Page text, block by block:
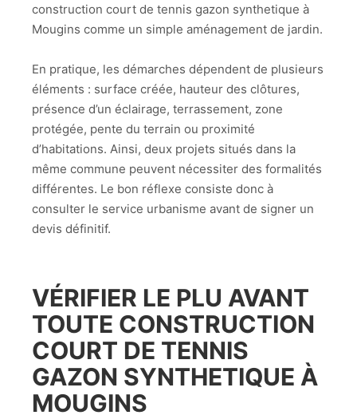
construction court de tennis gazon synthetique à
Mougins comme un simple aménagement de jardin.
En pratique, les démarches dépendent de plusieurs
éléments : surface créée, hauteur des clôtures,
présence d’un éclairage, terrassement, zone
protégée, pente du terrain ou proximité
d’habitations. Ainsi, deux projets situés dans la
même commune peuvent nécessiter des formalités
différentes. Le bon réflexe consiste donc à
consulter le service urbanisme avant de signer un
devis définitif.
VÉRIFIER LE PLU AVANT
TOUTE CONSTRUCTION
COURT DE TENNIS
GAZON SYNTHETIQUE À
MOUGINS